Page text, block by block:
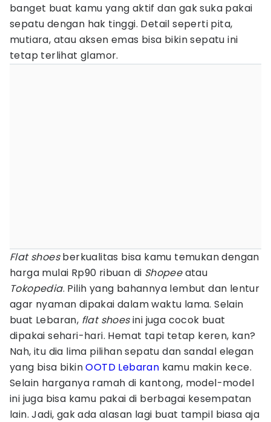
banget buat kamu yang aktif dan gak suka pakai
sepatu dengan hak tinggi. Detail seperti pita,
mutiara, atau aksen emas bisa bikin sepatu ini
tetap terlihat glamor.
Flat shoesberkualitas bisa kamu temukan dengan
harga mulai Rp90 ribuan di Shopeeatau
Tokopedia. Pilih yang bahannya lembut dan lentur
agar nyaman dipakai dalam waktu lama. Selain
buat Lebaran, flat shoesini juga cocok buat
dipakai sehari-hari. Hemat tapi tetap keren, kan?
Nah, itu dia lima pilihan sepatu dan sandal elegan
yang bisa bikinOOTD Lebaran kamu makin kece.
Selain harganya ramah di kantong, model-model
ini juga bisa kamu pakai di berbagai kesempatan
lain. Jadi, gak ada alasan lagi buat tampil biasa aja